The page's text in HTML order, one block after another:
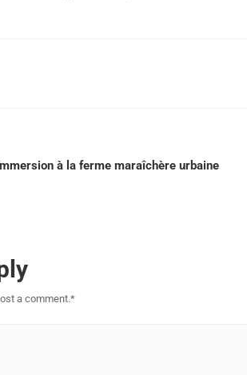
à la ferme maraîchère urbaine
a comment.*